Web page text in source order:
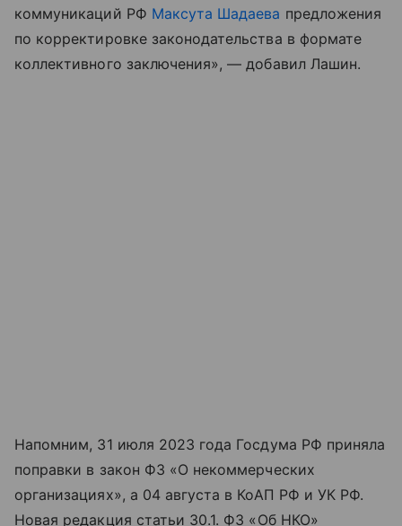
коммуникаций РФ Максута Шадаева предложения
по корректировке законодательства в формате
коллективного заключения», — добавил Лашин.
Напомним, 31 июля 2023 года Госдума РФ приняла
поправки в закон ФЗ «О некоммерческих
организациях», а 04 августа в КоАП РФ и УК РФ.
Новая редакция статьи 30.1. ФЗ «Об НКО»